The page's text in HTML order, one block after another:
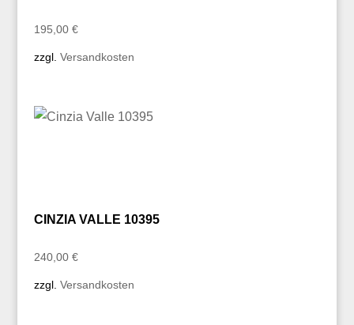
195,00 €
zzgl. Versandkosten
CINZIA VALLE 10395
240,00 €
zzgl. Versandkosten